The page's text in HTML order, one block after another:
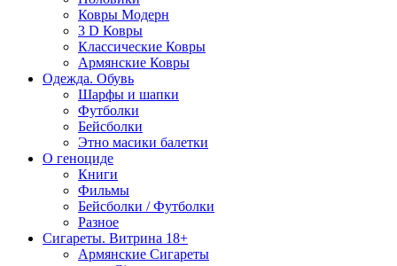
Ковры Модерн
3 D Ковры
Классические Ковры
Армянские Ковры
Одежда. Обувь
Шарфы и шапки
Футболки
Бейсболки
Этно масики балетки
О геноциде
Книги
Фильмы
Бейсболки / Футболки
Разное
Сигареты. Витрина 18+
Армянские Сигареты